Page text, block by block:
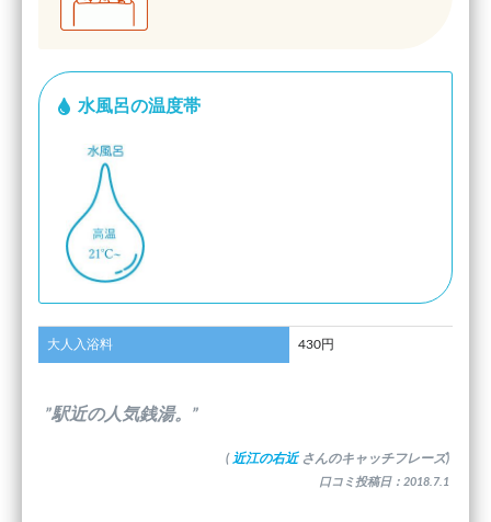
水風呂の温度帯
大人入浴料 430円
”駅近の人気銭湯。”
( 近江の右近 さんのキャッチフレーズ)
口コミ投稿日：2018.7.1